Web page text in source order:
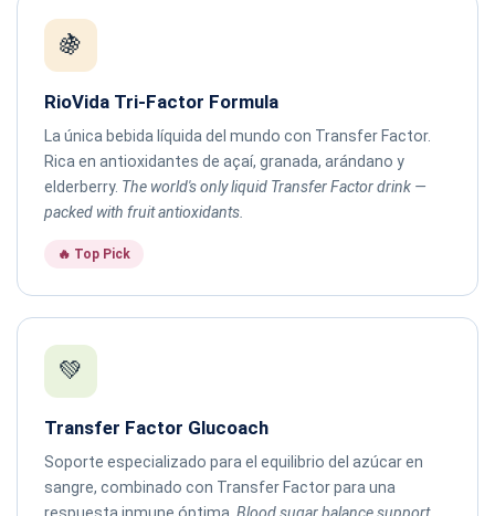
🍇
RioVida Tri-Factor Formula
La única bebida líquida del mundo con Transfer Factor.
Rica en antioxidantes de açaí, granada, arándano y
elderberry. The world's only liquid Transfer Factor drink —
packed with fruit antioxidants.
🔥 Top Pick
💚
Transfer Factor Glucoach
Soporte especializado para el equilibrio del azúcar en
sangre, combinado con Transfer Factor para una